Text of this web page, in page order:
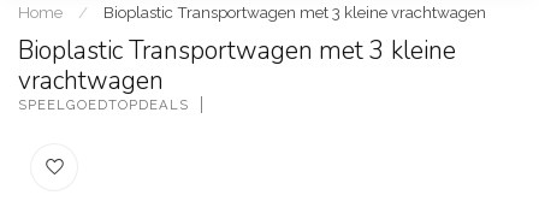
Home / Bioplastic Transportwagen met 3 kleine vrachtwagen
Bioplastic Transportwagen met 3 kleine
vrachtwagen
SPEELGOEDTOPDEALS